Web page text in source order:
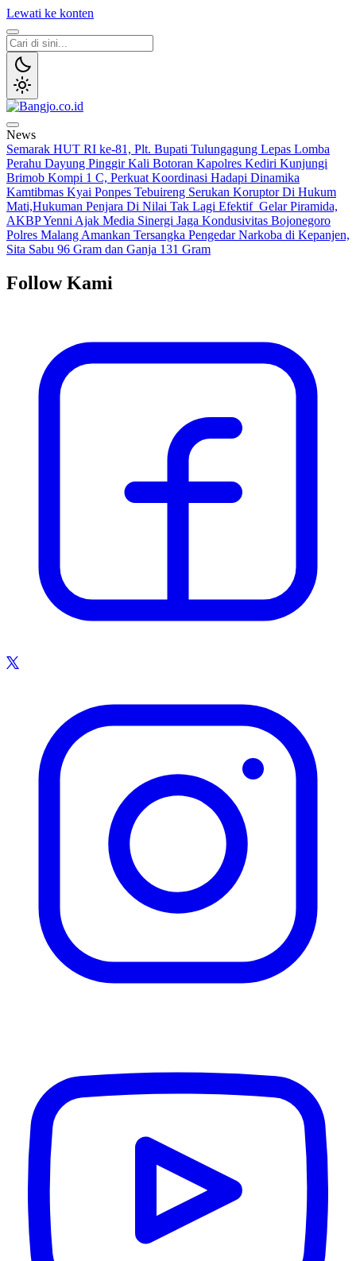
Lewati ke konten
Bangjo.co.id
Berani, Tegas, Terpercaya
News
Semarak HUT RI ke-81, Plt. Bupati Tulungagung Lepas Lomba
Perahu Dayung Pinggir Kali Botoran Kapolres Kediri Kunjungi
Brimob Kompi 1 C, Perkuat Koordinasi Hadapi Dinamika
Kamtibmas Kyai Ponpes Tebuireng Serukan Koruptor Di Hukum
Mati,Hukuman Penjara Di Nilai Tak Lagi Efektif Gelar Piramida,
AKBP Yenni Ajak Media Sinergi Jaga Kondusivitas Bojonegoro
Polres Malang Amankan Tersangka Pengedar Narkoba di Kepanjen,
Sita Sabu 96 Gram dan Ganja 131 Gram
Follow Kami